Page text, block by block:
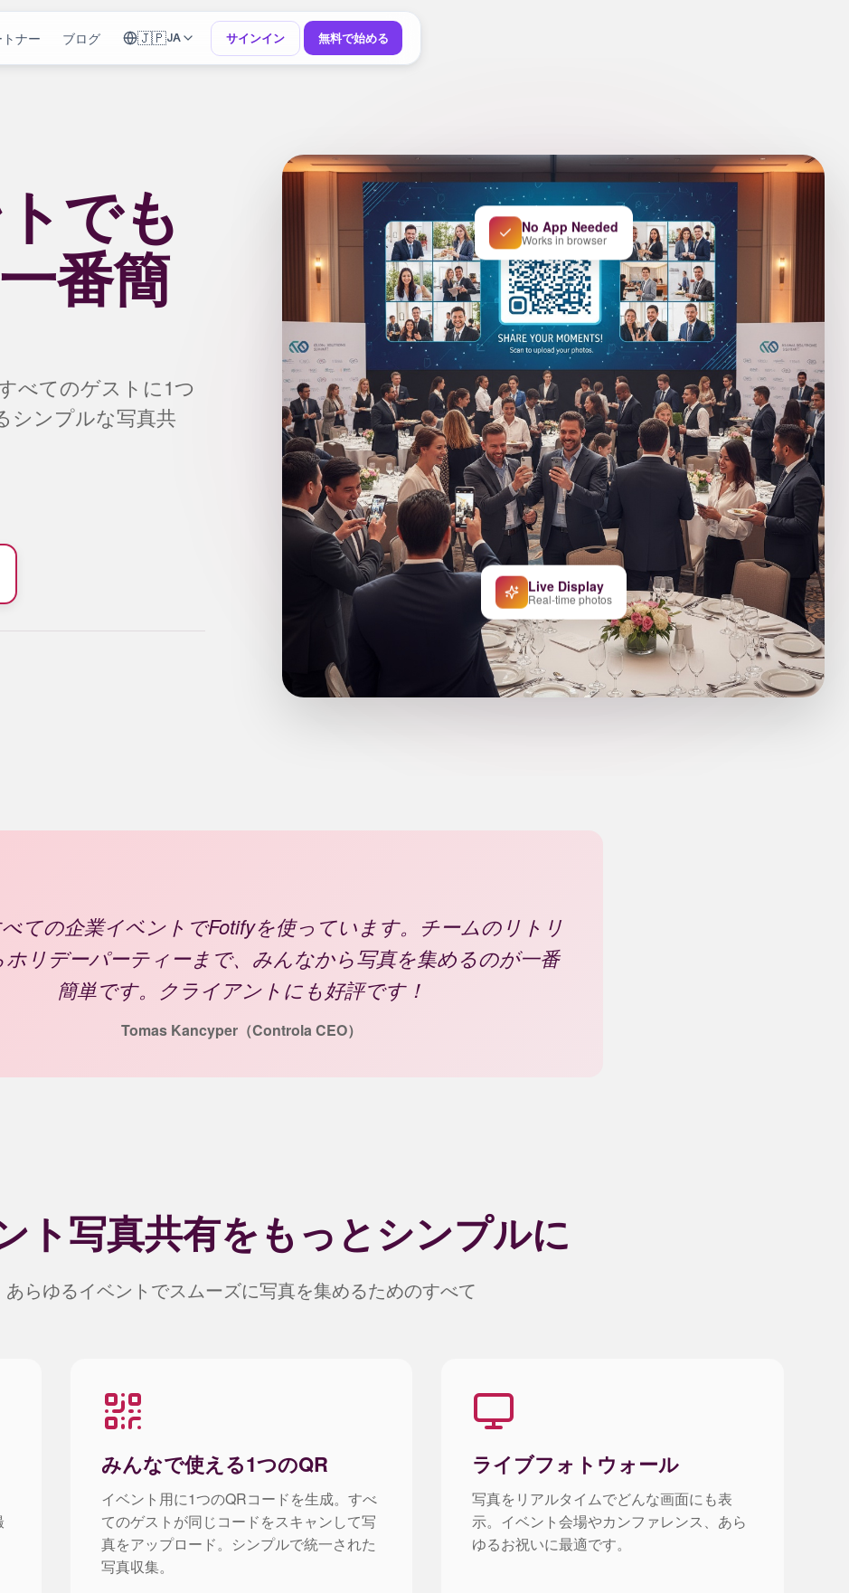
ナー ブログ 🇯🇵JA サインイン 無料で始める
でも
番簡
べてのゲストに1つ
シンプルな写真共
No App Needed
Works in browser
Live Display
Real-time photos
ての企業イベントでFotifyを使っています。チームのリトリ
ホリデーパーティーまで、みんなから写真を集めるのが一番
簡単です。クライアントにも好評です！
Tomas Kancyper（Controla CEO）
ト写真共有をもっとシンプルに
あらゆるイベントでスムーズに写真を集めるためのすべて
みんなで使える1つのQR
イベント用に1つのQRコードを生成。すべ
てのゲストが同じコードをスキャンして写
真をアップロード。シンプルで統一された
写真収集。
ライブフォトウォール
写真をリアルタイムでどんな画面にも表
示。イベント会場やカンファレンス、あら
ゆるお祝いに最適です。